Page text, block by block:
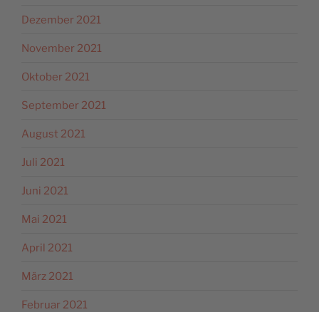
Dezember 2021
November 2021
Oktober 2021
September 2021
August 2021
Juli 2021
Juni 2021
Mai 2021
April 2021
März 2021
Februar 2021